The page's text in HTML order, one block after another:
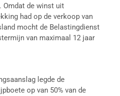
Omdat de winst uit
had op de verkoop van
mocht de Belastingdienst
van maximaal 12 jaar
legde de
op van 50% van de